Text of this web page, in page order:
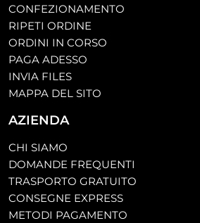
CONFEZIONAMENTO
RIPETI ORDINE
ORDINI IN CORSO
PAGA ADESSO
INVIA FILES
MAPPA DEL SITO
AZIENDA
CHI SIAMO
DOMANDE FREQUENTI
TRASPORTO GRATUITO
CONSEGNE EXPRESS
METODI PAGAMENTO